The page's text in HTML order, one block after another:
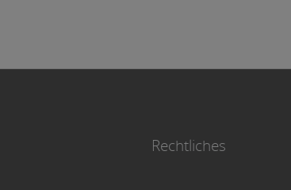
Rechtliches